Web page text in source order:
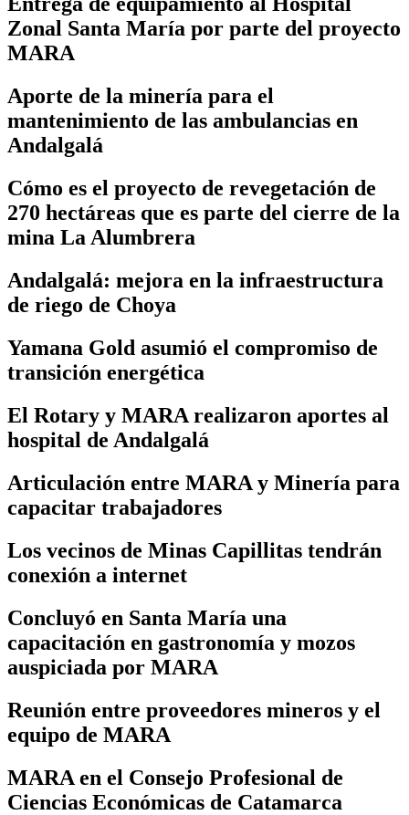
Zonal Santa María por parte del proyecto
MARA
Aporte de la minería para el
mantenimiento de las ambulancias en
Andalgalá
Cómo es el proyecto de revegetación de
270 hectáreas que es parte del cierre de la
mina La Alumbrera
Andalgalá: mejora en la infraestructura
de riego de Choya
Yamana Gold asumió el compromiso de
transición energética
El Rotary y MARA realizaron aportes al
hospital de Andalgalá
Articulación entre MARA y Minería para
capacitar trabajadores
Los vecinos de Minas Capillitas tendrán
conexión a internet
Concluyó en Santa María una
capacitación en gastronomía y mozos
auspiciada por MARA
Reunión entre proveedores mineros y el
equipo de MARA
MARA en el Consejo Profesional de
Ciencias Económicas de Catamarca